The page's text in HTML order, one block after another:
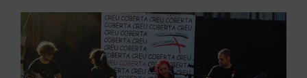
ESCUELA
PROGRAMA DE ACCESO AL SUPERIOR